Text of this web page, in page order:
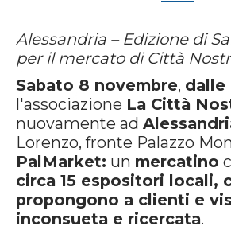
Alessandria – Edizione di
per il mercato di Città
Sabato 8 novembre, dalle
l'associazione La Città
nuovamente ad
Lorenzo, fronte Palazzo
PalMarket: un mercatino
circa 15 espositori locali,
propongono a clienti e
inconsueta e ricercata.